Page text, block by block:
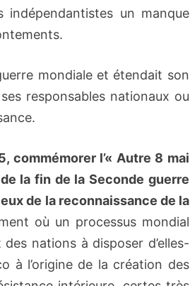
un manque
mondiale et étendait son
responsables nationaux ou
commémorer l’« Autre 8 mai
la fin de la Seconde guerre
de la reconnaissance de la
où un processus mondial
nations à disposer d’elles-
à l’origine de la création des